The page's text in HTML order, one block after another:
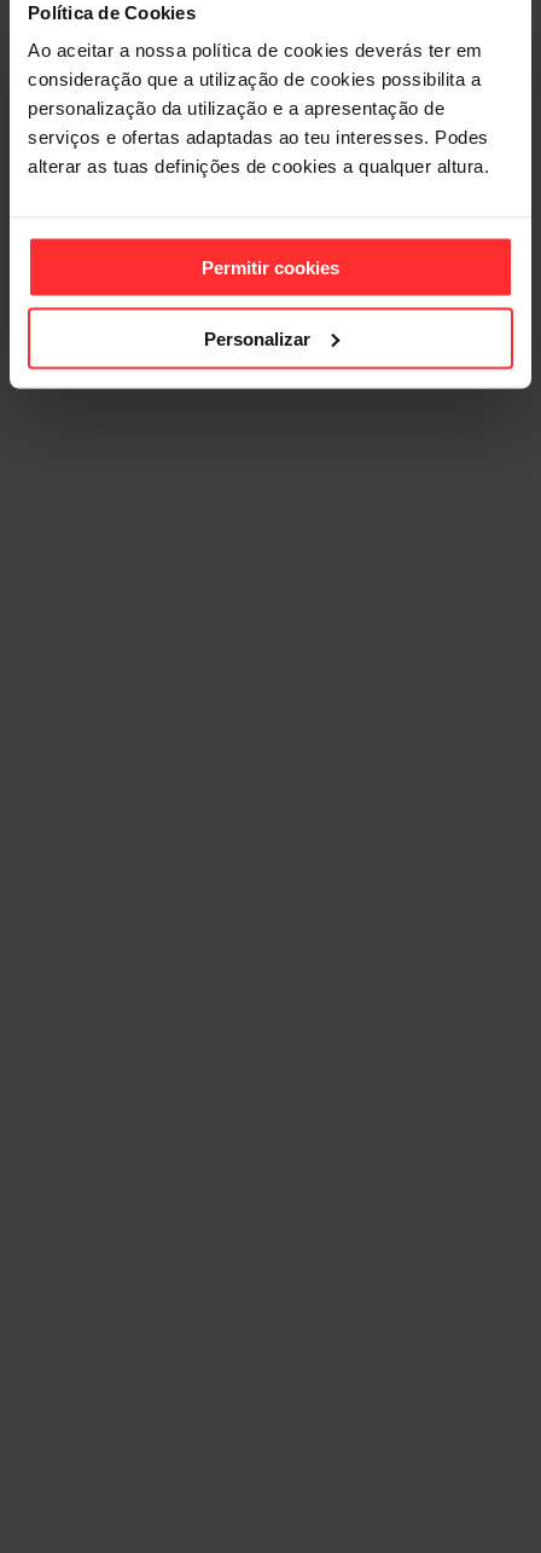
Política de Cookies
Ao aceitar a nossa política de cookies deverás ter em
consideração que a utilização de cookies possibilita a
personalização da utilização e a apresentação de
serviços e ofertas adaptadas ao teu interesses. Podes
alterar as tuas definições de cookies a qualquer altura.
Permitir cookies
Personalizar
ELEMENT
GYMS
MONTIJO
JOIN NOW